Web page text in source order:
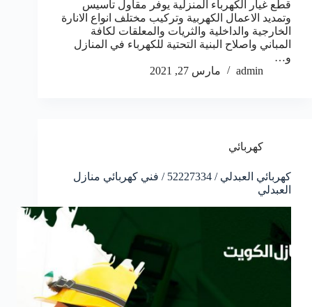
قطع غيار الكهرباء المنزلية يوفر مقاول تأسيس
وتمديد الاعمال الكهربية وتركيب مختلف انواع الانارة
الخارجية والداخلية والثريات والمعلقات لكافة
المباني واصلاح البنية التحتية للكهرباء في المنازل
و…
admin
مارس 27, 2021
كهربائي
كهربائي العبدلي / 52227334 / فني كهربائي منازل
العبدلي